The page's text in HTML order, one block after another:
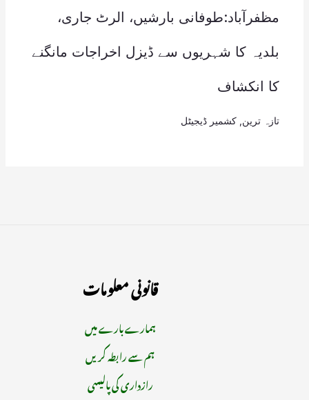
مظفرآباد:طوفانی بارشیں، الرٹ جاری،
بلدیہ کا شہریوں سے ڈیزل اخراجات مانگنے
کا انکشاف
تازہ ترین کشمیر ڈیجیٹل
قانونی معلومات
ہمارے بارے میں
ہم سے رابطہ کریں
رازداری کی پالیسی